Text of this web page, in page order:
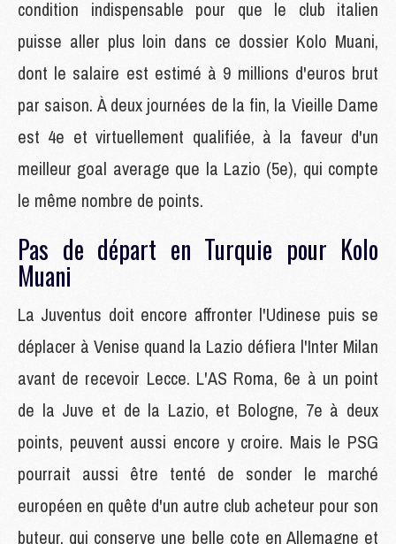
condition indispensable pour que le club italien
puisse aller plus loin dans ce dossier Kolo Muani,
dont le salaire est estimé à 9 millions d'euros brut
par saison. À deux journées de la fin, la Vieille Dame
est 4e et virtuellement qualifiée, à la faveur d'un
meilleur goal average que la Lazio (5e), qui compte
le même nombre de points.
Pas de départ en Turquie pour Kolo
Muani
La Juventus doit encore affronter l'Udinese puis se
déplacer à Venise quand la Lazio défiera l'Inter Milan
avant de recevoir Lecce. L'AS Roma, 6e à un point
de la Juve et de la Lazio, et Bologne, 7e à deux
points, peuvent aussi encore y croire. Mais le PSG
pourrait aussi être tenté de sonder le marché
européen en quête d'un autre club acheteur pour son
buteur, qui conserve une belle cote en Allemagne et